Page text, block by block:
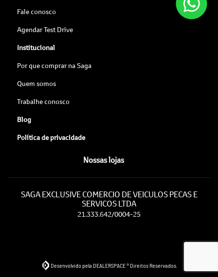
Fale conosco
Agendar Test Drive
Institucional
Por que comprar na Saga
Quem somos
Trabalhe conosco
Blog
Política de privacidade
Nossas lojas
SAGA EXCLUSIVE COMERCIO DE VEICULOS PECAS E
SERVICOS LTDA
21.333.642/0004-25
Desenvolvido pela DEALERSPACE ® Direitos Reservados.